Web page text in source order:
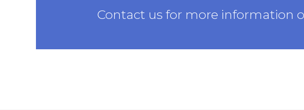
Contact us for more information